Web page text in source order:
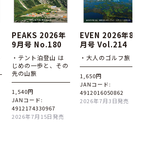
PEAKS 2026年
9月号 No.180
・テント泊登山 は
じめの一歩と、その
先の山旅
1,540円
JANコード:
4912174330967
2026年7月15日発売
EVEN 2026年8
月号 Vol.214
・大人のゴルフ旅
1,650円
JANコード:
4912016050862
2026年7月3日発売